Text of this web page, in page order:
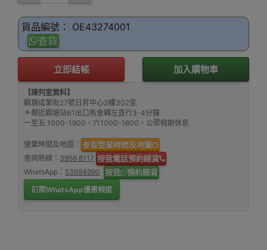
貨品編號： OE43274001
查貨
立即結帳 加入購物車
【陳列室資料】
觀塘成業街27號日昇中心3樓302室
＊鄰近觀塘站B1出口馬會轉左直行3-4分鐘
一至五 1000-1900、六1000-1600、公眾假期休息
營業時間及地圖： 查看營業時間及地圖
查詢熱線： 3956 8117 按我電話預約睇貨
WhatsApp： 53694990 按我 預約睇貨
訂閱WhatsApp優惠頻道